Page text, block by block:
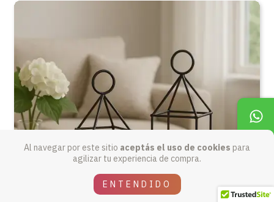
Al navegar por este sitio aceptás el uso de cookies para
agilizar tu experiencia de compra.
ENTENDIDO